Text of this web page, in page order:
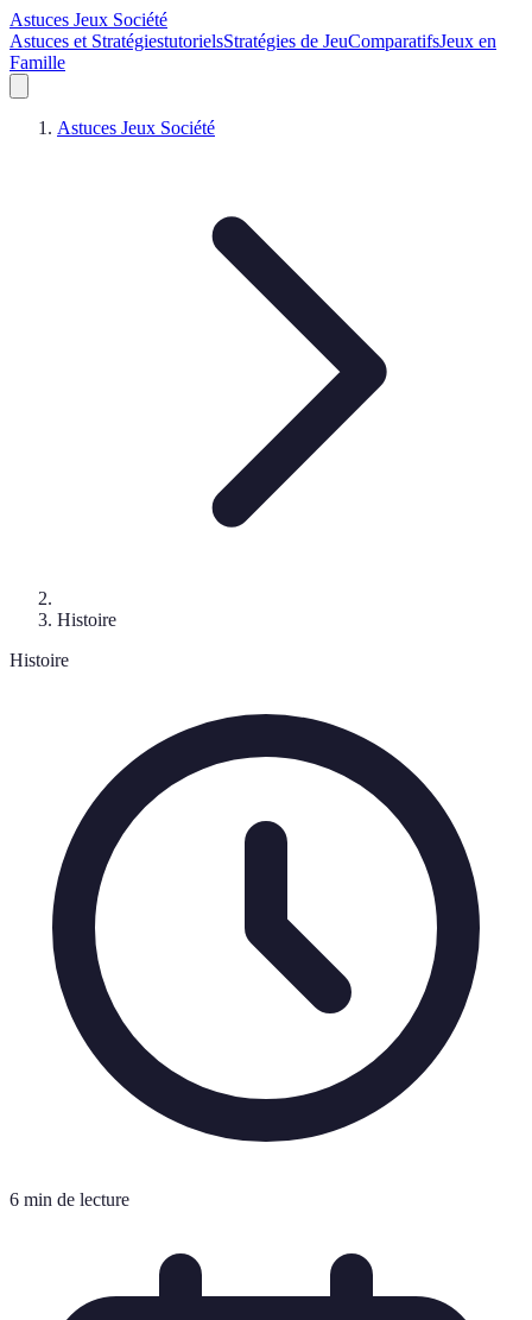
Astuces Jeux Société
Astuces et StratégiestutorielsStratégies de JeuComparatifsJeux en
Famille
Astuces Jeux Société
Histoire
Histoire
6 min de lecture